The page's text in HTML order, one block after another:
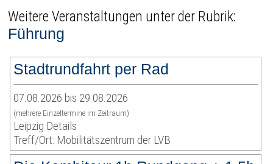
Weitere Veranstaltungen unter der Rubrik:
Führung
Stadtrundfahrt per Rad
07.08.2026 bis 29.08.2026
(mehrere Einzeltermine im Zeitraum)
Leipzig Details
Treff/Ort: Mobilitätszentrum der LVB